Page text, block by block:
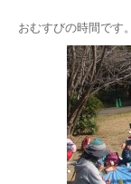
おむすびの時間です。